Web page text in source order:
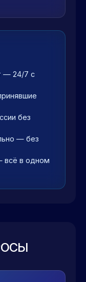
— 24/7 с
без
— без
всё в одном